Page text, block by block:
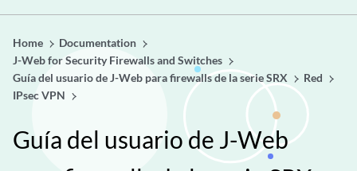
Home
Documentation
J-Web for Security Firewalls and Switches
Guía del usuario de J-Web para firewalls de la serie SRX
Red
IPsec VPN
Guía del usuario de J-Web